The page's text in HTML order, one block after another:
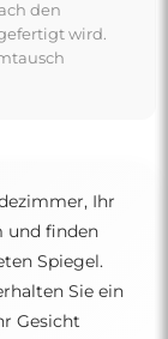
den
wird.
Ihr
und finden
Spiegel.
Sie ein
Gesicht